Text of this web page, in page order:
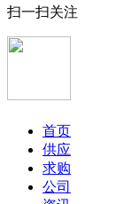
扫一扫关注
首页
供应
求购
公司